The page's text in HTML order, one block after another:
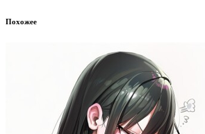
Похожее